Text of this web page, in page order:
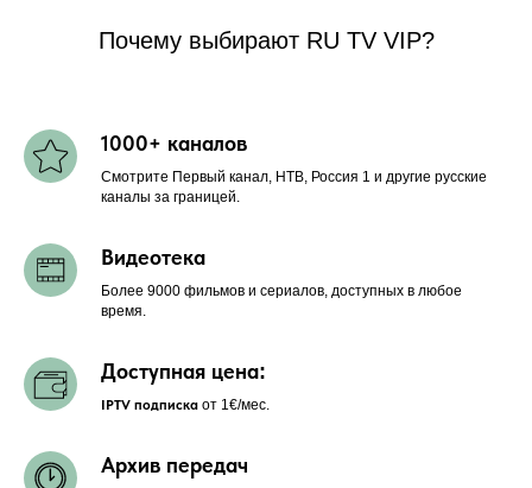
Почему выбирают RU TV VIP?
1000+ каналов
Смотрите Первый канал, НТВ, Россия 1 и другие русские
каналы за границей.
Видеотека
Более 9000 фильмов и сериалов, доступных в любое
время.
Доступная цена:
IPTV подписка от 1€/мес.
Архив передач